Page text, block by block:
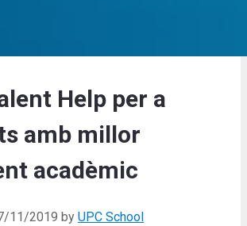
Help per a
amb millor
acadèmic
11/2019 by UPC School